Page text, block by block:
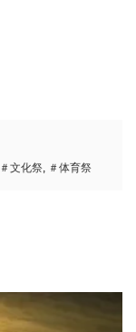
＃文化祭, ＃体育祭